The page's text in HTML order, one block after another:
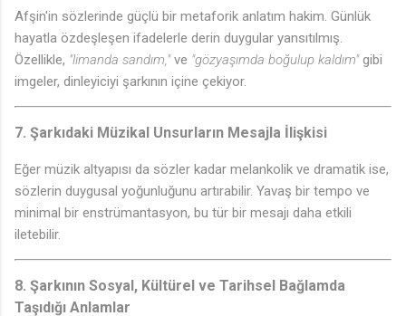
Afşin'in sözlerinde güçlü bir metaforik anlatım hakim. Günlük
hayatla özdeşleşen ifadelerle derin duygular yansıtılmış.
Özellikle, "limanda sandım,"ve "gözyaşımda boğulup kaldım"gibi
imgeler, dinleyiciyi şarkının içine çekiyor.
7. Şarkıdaki Müzikal Unsurların Mesajla İlişkisi
Eğer müzik altyapısı da sözler kadar melankolik ve dramatik ise,
sözlerin duygusal yoğunluğunu artırabilir. Yavaş bir tempo ve
minimal bir enstrümantasyon, bu tür bir mesajı daha etkili
iletebilir.
8. Şarkının Sosyal, Kültürel ve Tarihsel Bağlamda
Taşıdığı Anlamlar